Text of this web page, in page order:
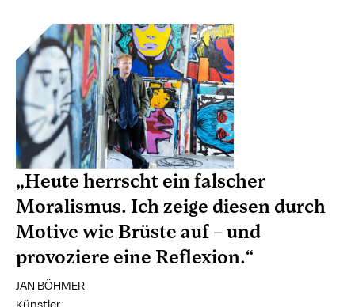
„Heute herrscht ein falscher
Moralismus. Ich zeige diesen durch
Motive wie Brüste auf – und
provoziere eine Reflexion.“
JAN BÖHMER